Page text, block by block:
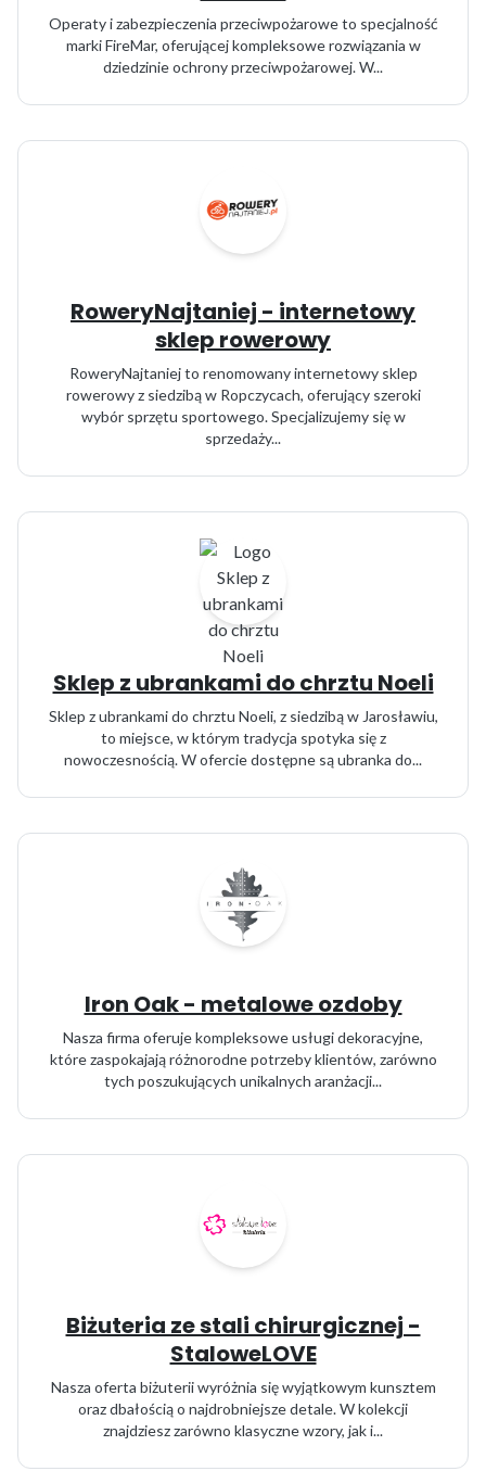
Operaty i zabezpieczenia przeciwpożarowe to specjalność
marki FireMar, oferującej kompleksowe rozwiązania w
dziedzinie ochrony przeciwpożarowej. W...
RoweryNajtaniej - internetowy
sklep rowerowy
RoweryNajtaniej to renomowany internetowy sklep
rowerowy z siedzibą w Ropczycach, oferujący szeroki
wybór sprzętu sportowego. Specjalizujemy się w
sprzedaży...
Sklep z ubrankami do chrztu Noeli
Sklep z ubrankami do chrztu Noeli, z siedzibą w Jarosławiu,
to miejsce, w którym tradycja spotyka się z
nowoczesnością. W ofercie dostępne są ubranka do...
Iron Oak - metalowe ozdoby
Nasza firma oferuje kompleksowe usługi dekoracyjne,
które zaspokajają różnorodne potrzeby klientów, zarówno
tych poszukujących unikalnych aranżacji...
Biżuteria ze stali chirurgicznej -
StaloweLOVE
Nasza oferta biżuterii wyróżnia się wyjątkowym kunsztem
oraz dbałością o najdrobniejsze detale. W kolekcji
znajdziesz zarówno klasyczne wzory, jak i...